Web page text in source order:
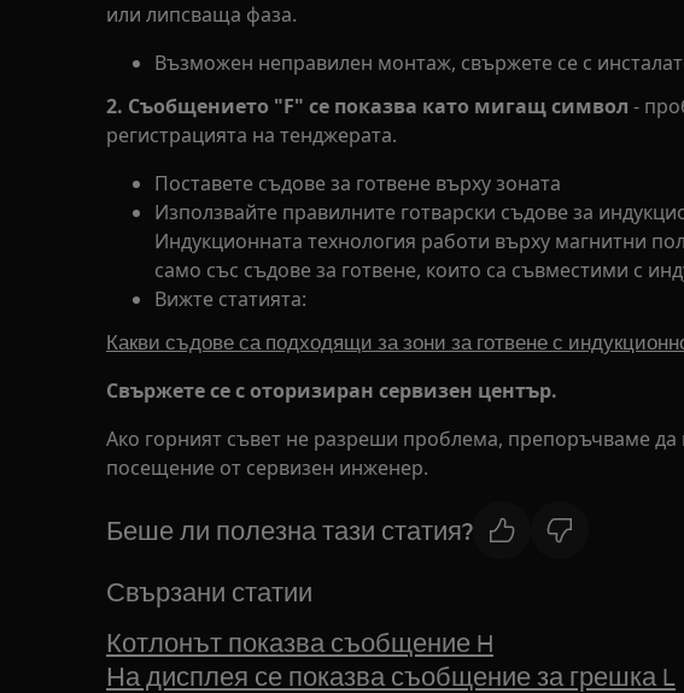
или липсваща фаза.
Възможен неправилен монтаж, свържете се с
2. Съобщението "F" се показва като мигащ символ -
регистрацията на тенджерата.
Поставете съдове за готвене върху зоната
Използвайте правилните готварски съдове за
Индукционната технология работи върху магнитни
само със съдове за готвене, които са съвместими с
Вижте статията:
Какви съдове са подходящи за зони за готвене с
Свържете се с оторизиран сервизен център.
Ако горният съвет не разреши проблема, препоръчваме да
посещение от сервизен инженер.
Беше ли полезна тази статия?
Свързани статии
Котлонът показва съобщение H
На дисплея се показва съобщение за грешка L